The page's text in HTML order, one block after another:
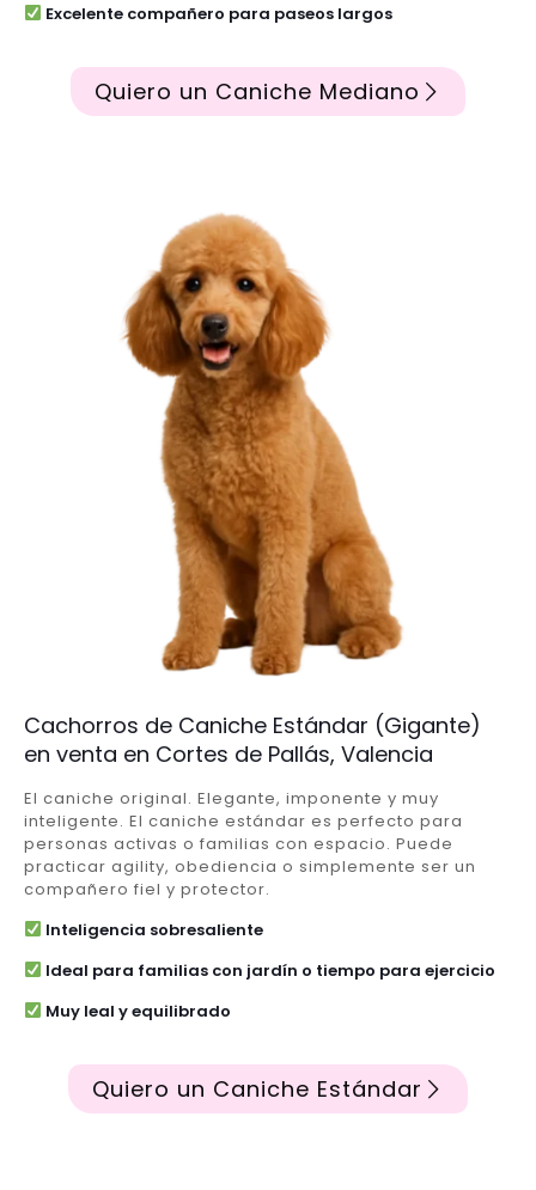
Excelente compañero para paseos largos
Quiero un Caniche Mediano
Cachorros de Caniche Estándar (Gigante)
en venta en Cortes de Pallás, Valencia
El caniche original. Elegante, imponente y muy
inteligente. El caniche estándar es perfecto para
personas activas o familias con espacio. Puede
practicar agility, obediencia o simplemente ser un
compañero fiel y protector.
Inteligencia sobresaliente
Ideal para familias con jardín o tiempo para ejercicio
Muy leal y equilibrado
Quiero un Caniche Estándar